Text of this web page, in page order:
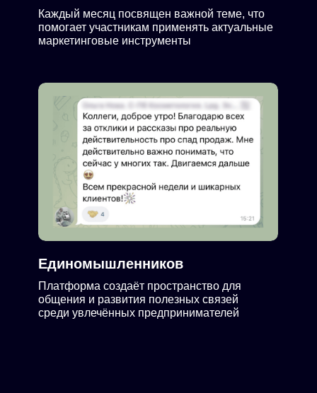
Единомышленников
Каждый месяц посвящен важной теме, что
помогает участникам применять актуальные
маркетинговые инструменты
Платформа создаёт пространство для
общения и развития полезных связей
среди увлечённых предпринимателей